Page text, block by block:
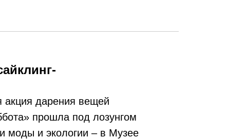
акция дарения вещей
прошла под лозунгом
моды и экологии – в Музее